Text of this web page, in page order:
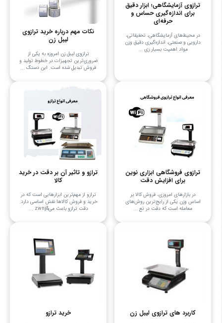
ترازوی آزمایشگاهی؛ ابزار دقیق
برای اندازه‌گیری حساس و
حرفه‌ای
در محیط‌های آزمایشگاهی، تحقیقاتی،
دارویی و صنعتی، اندازه‌گیری دقیق وزن
مواد اهمیت بسیار زی ...
نکات مهم درباره خرید ترازوی
لیبل زن
ترازوی لیبل زن امروزه به یکی از
ضروری‌ترین تجهیزات در خطوط تولید و
فروش تبدیل شده است. این دستگ ...
ترازوی فروشگاهی ابزاری نوین
برای افزایش دقت
در بازارهای امروزی، فروش کالا بر
اساس وزن یکی از رایج‌ترین روش‌های
معامله است که دقت در تع ...
ترازو و تاثیر آن بر دقت در خرید
کالا
ترازو از مهم‌ترین ابزارهایی است که در
خرید و فروش کالاها نقش اساسی دارد.
دقت ترازو باعث می&zwnj ...
کاربرد های ترازوی لیبل زن خرید ترازو